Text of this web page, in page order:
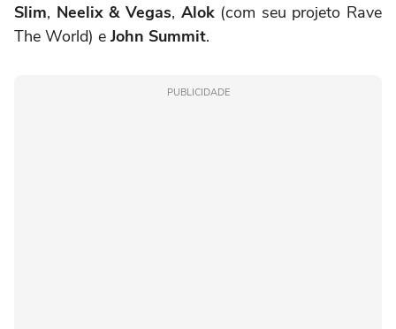
Slim, Neelix & Vegas, Alok(com seu projeto Rave
The World) e John Summit.
PUBLICIDADE